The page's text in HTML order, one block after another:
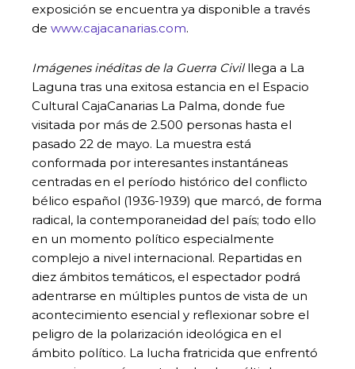
exposición se encuentra ya disponible a través
de www.cajacanarias.com.
Imágenes inéditas de la Guerra Civilllega a La
Laguna tras una exitosa estancia en el Espacio
Cultural CajaCanarias La Palma, donde fue
visitada por más de 2.500 personas hasta el
pasado 22 de mayo. La muestra está
conformada por interesantes instantáneas
centradas en el período histórico del conflicto
bélico español (1936-1939) que marcó, de forma
radical, la contemporaneidad del país; todo ello
en un momento político especialmente
complejo a nivel internacional. Repartidas en
diez ámbitos temáticos, el espectador podrá
adentrarse en múltiples puntos de vista de un
acontecimiento esencial y reflexionar sobre el
peligro de la polarización ideológica en el
ámbito político. La lucha fratricida que enfrentó